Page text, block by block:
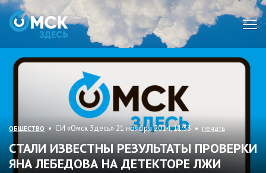
ОБЩЕСТВО • СИ «Омск Здесь» 21 ноября 2014, 11:33 • печать
СТАЛИ ИЗВЕСТНЫ РЕЗУЛЬТАТЫ ПРОВЕРКИ
ЯНА ЛЕБЕДОВА НА ДЕТЕКТОРЕ ЛЖИ